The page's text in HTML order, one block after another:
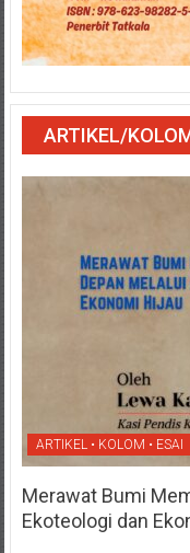
ARTIKEL/
ARTIKEL • KOLOM • ESAI
Merawat Bumi
Ekoteologi dan